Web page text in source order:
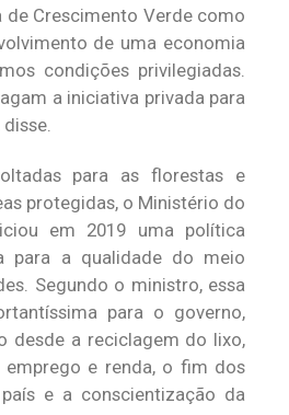
de Crescimento Verde como
de uma economia
condições privilegiadas.
a iniciativa privada para
para as florestas e
protegidas, o Ministério do
em 2019 uma política
para a qualidade do meio
Segundo o ministro, essa
para o governo,
desde a reciclagem do lixo,
e renda, o fim dos
e a conscientização da